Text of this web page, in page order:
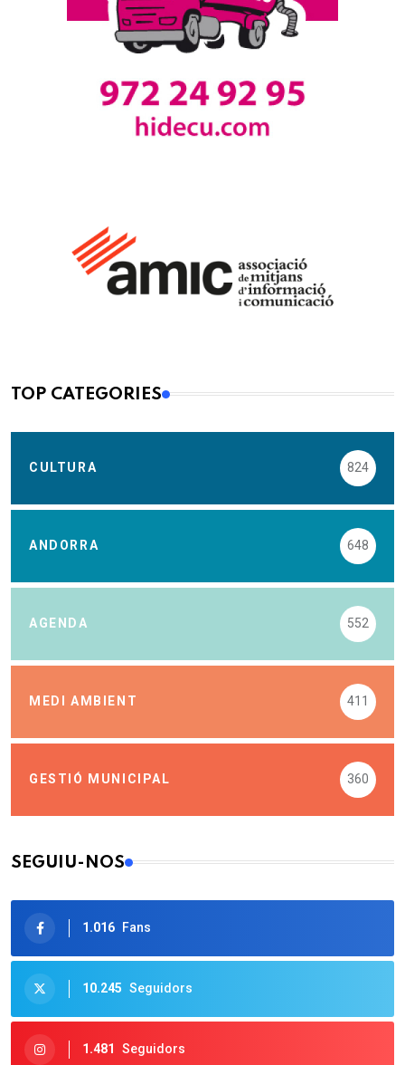
TOP CATEGORIES
CULTURA 824
ANDORRA 648
AGENDA 552
MEDI AMBIENT 411
GESTIÓ MUNICIPAL 360
SEGUIU-NOS
1.016 Fans
10.245 Seguidors
1.481 Seguidors